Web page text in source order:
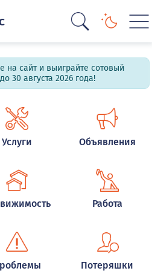
на сайт и выиграйте сотовый
30 августа 2026 года!
Услуги Объявления
Работа
Потеряшки